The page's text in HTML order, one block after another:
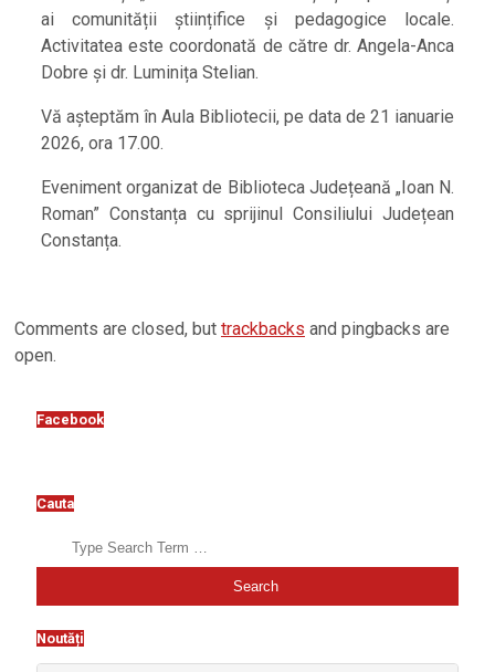
ai comunității științifice și pedagogice locale.
Activitatea este coordonată de către dr. Angela-Anca
Dobre și dr. Luminița Stelian.
Vă așteptăm în Aula Bibliotecii, pe data de 21 ianuarie
2026, ora 17.00.
Eveniment organizat de Biblioteca Județeană „Ioan N.
Roman” Constanța cu sprijinul Consiliului Județean
Constanța.
2026-
01-
Comments are closed, but trackbacks and pingbacks are
open.
Facebook
Cauta
Search
Noutăți